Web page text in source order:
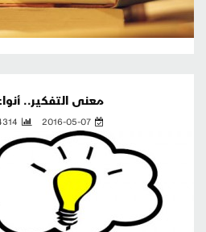
معنى التفكير..
2016-05-07